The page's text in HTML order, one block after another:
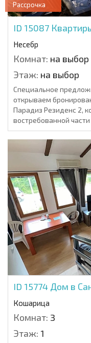
Рассрочка
ID 15087
Несебр
Комнат: на выбор
Этаж: на выбор
Специальное
открываем
Парадиз Резиденс 2,
востребованной
расположен...
ID 15774 Дом в
Кошарица
Комнат: 3
Этаж: 1